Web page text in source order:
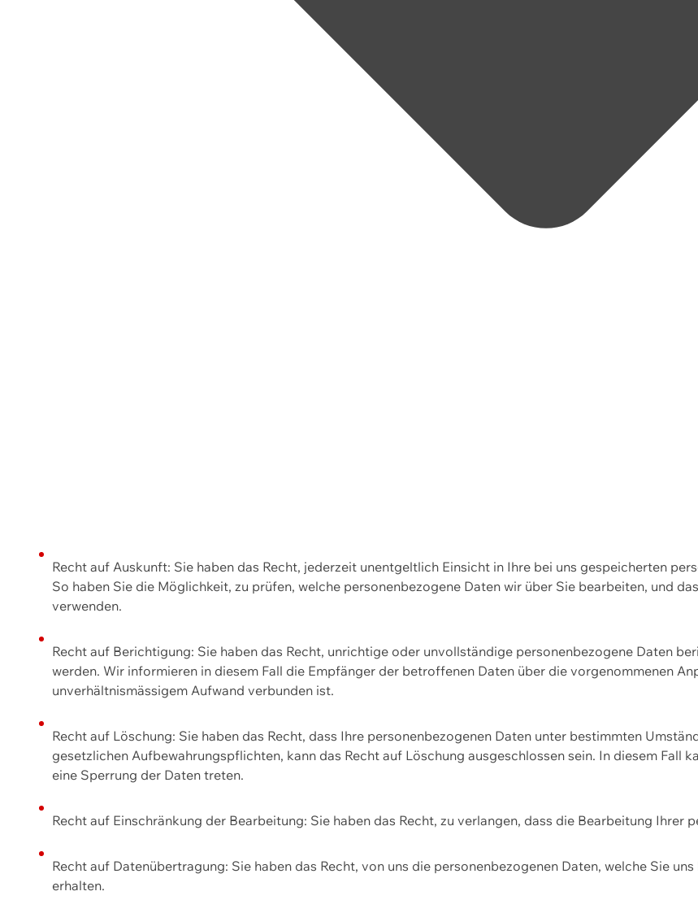
Recht auf Auskunft: Sie haben das Recht, jederzeit unentgeltlich Einsicht in Ihre bei uns gespeicherten
So haben Sie die Möglichkeit, zu prüfen, welche personenbezogene Daten wir über Sie bearbeiten, und
verwenden.
Recht auf Berichtigung: Sie haben das Recht, unrichtige oder unvollständige personenbezogene Daten
werden. Wir informieren in diesem Fall die Empfänger der betroffenen Daten über die vorgenommenen
unverhältnismässigem Aufwand verbunden ist.
Recht auf Löschung: Sie haben das Recht, dass Ihre personenbezogenen Daten unter bestimmten
gesetzlichen Aufbewahrungspflichten, kann das Recht auf Löschung ausgeschlossen sein. In diesem Fall
eine Sperrung der Daten treten.
Recht auf Einschränkung der Bearbeitung: Sie haben das Recht, zu verlangen, dass die Bearbeitung Ihrer
Recht auf Datenübertragung: Sie haben das Recht, von uns die personenbezogenen Daten, welche Sie
erhalten.